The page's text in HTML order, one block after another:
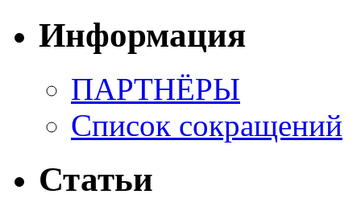
Информация
ПАРТНЁРЫ
Список сокращений
Статьи